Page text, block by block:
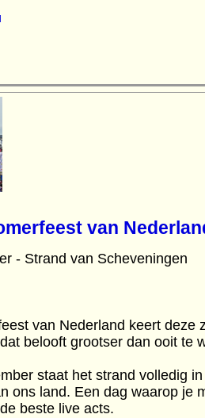
van
- Strand van Scheveningen
van Nederland keert deze
belooft grootser dan ooit te
staat het strand volledig
ons land. Een dag waarop je
beste live acts.